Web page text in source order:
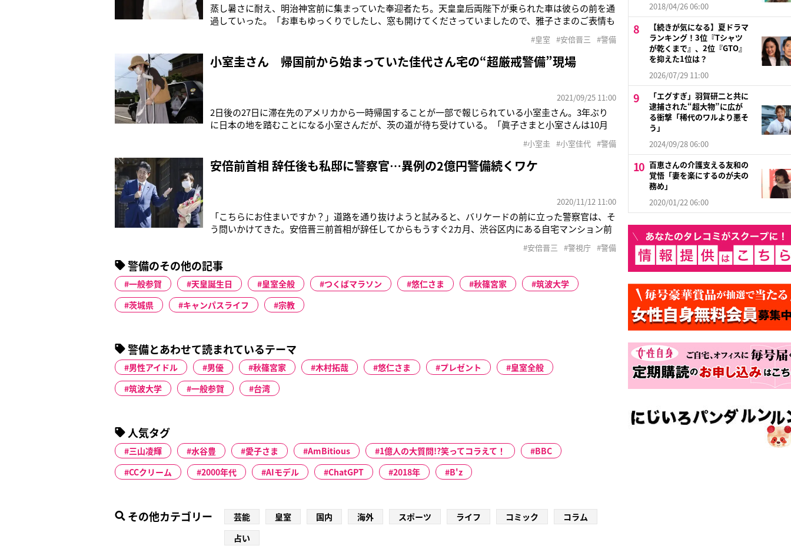
蒸し暑さに耐え、明治神宮前に集まっていた奉迎者たち。天皇皇后両陛下が乗られた車は彼らの前を通
過していった。「お車もゆっくりでしたし、窓も開けてくださっていましたので、雅子さまのご表情も
るのは現地にいた女性。「7月21日、天皇皇后両陛下が『明治天皇百十年祭』に合わせ、東京都渋谷区
の明治神宮を参拝されました。7
#皇室 #安倍晋三 #警備
小室圭さん 帰国前から始まっていた佳代さん宅の“超厳戒警備”現場
2021/09/25 11:00
2日後の27日に滞在先のアメリカから一時帰国することが一部で報じられている小室圭さん。3年ぶり
に日本の地を踏むことになる小室さんだが、茨の道が待ち受けている。「眞子さまと小室さんは10月
を離れる際に支給される一時金も辞退される意向だそうです。小室さんはこれまで報じられた様々な疑
念について説明を求められていま
#小室圭 #小室佳代 #警備
安倍前首相 辞任後も私邸に警察官…異例の2億円警備続くワケ
2020/11/12 11:00
「こちらにお住まいですか？」道路を通り抜けようと試みると、バリケードの前に立った警察官は、そ
う問いかけてきた。安倍晋三前首相が辞任してからもうすぐ2カ月、渋谷区内にある自宅マンション前
てくれるのですが、やっぱり不便ですね」（近所の住民）安倍前首相の自宅マンションの前にはポリ
スボックスも残されたままで、さらに
#安倍晋三 #警視庁 #警備
警備のその他の記事
一般参賀 天皇誕生日 皇室全般 つくばマラソン 悠仁さま 秋篠宮家
筑波大学
茨城県
キャンパスライフ 宗教
警備とあわせて読まれているテーマ
男性アイドル 男優 秋篠宮家 木村拓哉 悠仁さま プレゼント
皇室全般
筑波大学
一般参賀 台湾
人気タグ
三山凌輝 水谷豊 愛子さま AmBitious 1億人の大質問!?笑ってコラえて！
BBC
CCクリーム
2000年代 AIモデル ChatGPT 2018年 B'z
その他カテゴリー 芸能 皇室 国内 海外 スポーツ ライフ コミック
コラム
占い
2018/04/26 06:00
【続きが気になる】夏ドラマ
ランキング！3位『Tシャツ
が乾くまで』、2位『GTO』
を抑えた1位は？
2026/07/29 11:00
「エグすぎ」羽賀研二と共に
逮捕された“超大物”に広が
る衝撃「稀代のワルより悪そ
う」
2024/09/28 06:00
百恵さんの介護支える友和の
覚悟「妻を楽にするのが夫の
務め」
2020/01/22 06:00